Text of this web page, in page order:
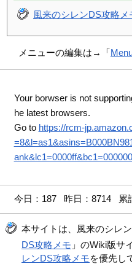
風来のシレンDS攻略メ
メニューの編集は→「
Your borwser is not
he latest browsers.
Go to https://rcm-
今日：187 昨日：8714 累
本サイトは、風来のシレ
DS攻略メモ 」のWiki版サ
レンDS攻略メモを優先し